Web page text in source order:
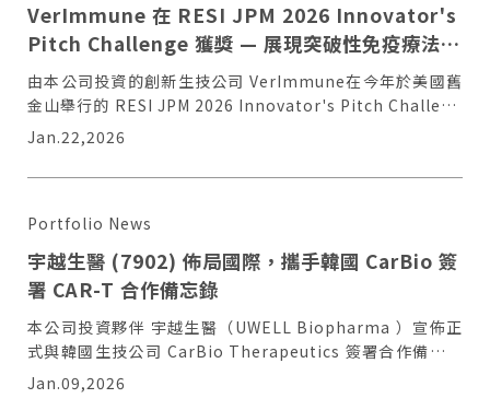
VerImmune 在 RESI JPM 2026 Innovator's
Pitch Challenge 獲獎 — 展現突破性免疫療法潛
力
由本公司投資的創新生技公司 VerImmune在今年於美國舊
金山舉行的 RESI JPM 2026 Innovator's Pitch Challeng
中，從全球超過90家參與企業中脫穎而出，榮獲第二名殊
Jan.22,2026
Portfolio News
宇越生醫 (7902) 佈局國際，攜手韓國 CarBio 簽
署 CAR-T 合作備忘錄
本公司投資夥伴 宇越生醫（UWELL Biopharma ）宣佈正
式與韓國生技公司 CarBio Therapeutics 簽署合作備忘錄
（MOU）。
Jan.09,2026
Necessary
Cookies